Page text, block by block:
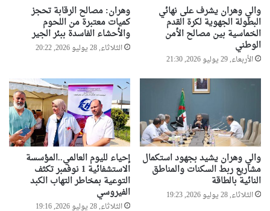
م
ؤ
س
س
ة
ا
ئ
ي
ة
"
ن
ظ
ن
م
ن
ا
ل
ح
ق
والي وهران يشرف على نهائي
البطولة الجهوية لكرة القدم
الخماسية بين مصالح الأمن
الوطني
الأربعاء, 29 يوليو 2026, 21:30
وهران: مصالح الرقابة تحجز
كميات معتبرة من اللحوم
والأحشاء الفاسدة ببئر الجير
الثلاثاء, 28 يوليو 2026, 20:22
والي وهران يشيد بجهود استكمال
مشاريع ربط السكنات والمناطق
النائية بالطاقة
الثلاثاء, 28 يوليو 2026, 19:23
إحياء لليوم العالمي..المؤسسة
الاستشفائية 1 نوفمبر تكثف
التوعية بمخاطر التهاب الكبد
الفيروسي
الثلاثاء, 28 يوليو 2026, 19:16